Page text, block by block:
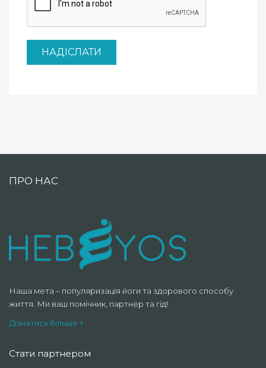
ПРО НАС
Наша мета – популяризація йоги та здорового способу
життя. Ми ваш помічник, партнер та гід!
Дізнатись більше +
Стати партнером